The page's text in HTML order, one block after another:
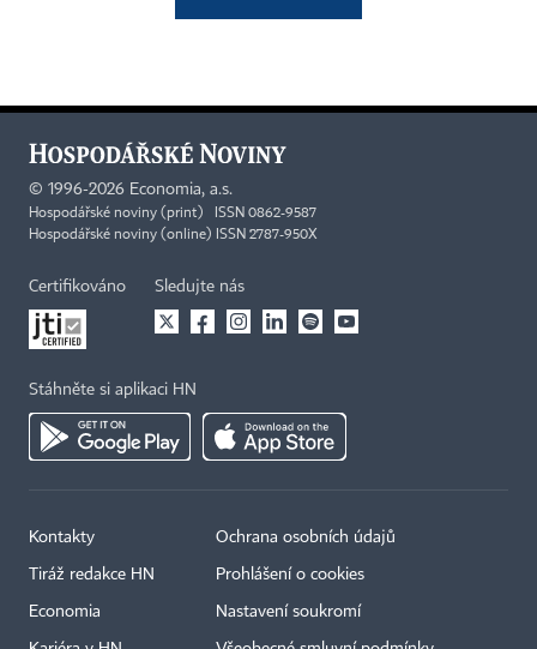
© 1996-2026 Economia, a.s.
Hospodářské noviny (print) ISSN 0862-9587
Hospodářské noviny (online) ISSN 2787-950X
Certifikováno Sledujte nás
Stáhněte si aplikaci HN
Kontakty
Tiráž redakce HN
Economia
Ochrana osobních údajů
Prohlášení o cookies
Nastavení soukromí